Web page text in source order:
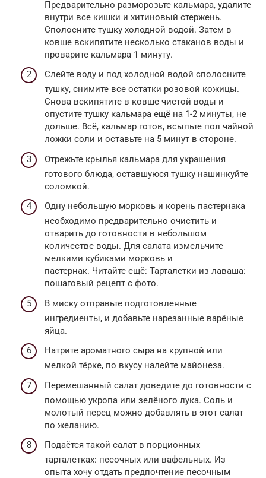
Предварительно разморозьте кальмара, удалите
внутри все кишки и хитиновый стержень.
Сполосните тушку холодной водой. Затем в
ковше вскипятите несколько стаканов воды и
проварите кальмара 1 минуту.
Слейте воду и под холодной водой сполосните
тушку, снимите все остатки розовой кожицы.
Снова вскипятите в ковше чистой воды и
опустите тушку кальмара ещё на 1-2 минуты, не
дольше. Всё, кальмар готов, всыпьте пол чайной
ложки соли и оставьте на 5 минут в стороне.
Отрежьте крылья кальмара для украшения
готового блюда, оставшуюся тушку нашинкуйте
соломкой.
Одну небольшую морковь и корень пастернака
необходимо предварительно очистить и
отварить до готовности в небольшом
количестве воды. Для салата измельчите
мелкими кубиками морковь и
пастернак. Читайте ещё: Тарталетки из лаваша:
пошаговый рецепт с фото.
В миску отправьте подготовленные
ингредиенты, и добавьте нарезанные варёные
яйца.
Натрите ароматного сыра на крупной или
мелкой тёрке, по вкусу налейте майонеза.
Перемешанный салат доведите до готовности с
помощью укропа или зелёного лука. Соль и
молотый перец можно добавлять в этот салат
по желанию.
Подаётся такой салат в порционных
тарталетках: песочных или вафельных. Из
опыта хочу отдать предпочтение песочным